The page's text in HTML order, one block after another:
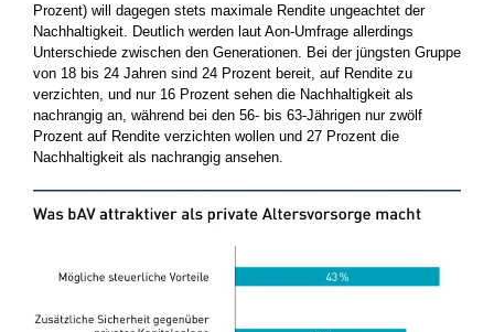
Prozent) will dagegen stets maximale Rendite ungeachtet der
Nachhaltigkeit. Deutlich werden laut Aon-Umfrage allerdings
Unterschiede zwischen den Generationen. Bei der jüngsten Gruppe
von 18 bis 24 Jahren sind 24 Prozent bereit, auf Rendite zu
verzichten, und nur 16 Prozent sehen die Nachhaltigkeit als
nachrangig an, während bei den 56- bis 63-Jährigen nur zwölf
Prozent auf Rendite verzichten wollen und 27 Prozent die
Nachhaltigkeit als nachrangig ansehen.